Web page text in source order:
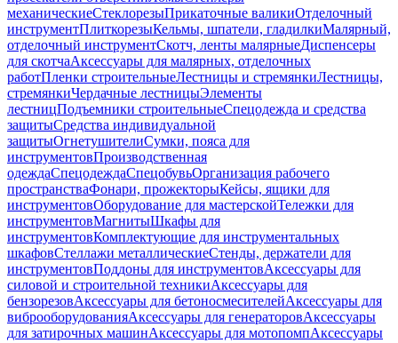
механическиеСтеклорезыПрикаточные валикиОтделочный
инструментПлиткорезыКельмы, шпатели, гладилкиМалярный,
отделочный инструментСкотч, ленты малярныеДиспенсеры
для скотчаАксессуары для малярных, отделочных
работПленки строительныеЛестницы и стремянкиЛестницы,
стремянкиЧердачные лестницыЭлементы
лестницПодъемники строительныеСпецодежда и средства
защитыСредства индивидуальной
защитыОгнетушителиСумки, пояса для
инструментовПроизводственная
одеждаСпецодеждаСпецобувьОрганизация рабочего
пространстваФонари, прожекторыКейсы, ящики для
инструментовОборудование для мастерскойТележки для
инструментовМагнитыШкафы для
инструментовКомплектующие для инструментальных
шкафовСтеллажи металлическиеСтенды, держатели для
инструментовПоддоны для инструментовАксессуары для
силовой и строительной техникиАксессуары для
бензорезовАксессуары для бетоносмесителейАксессуары для
виброоборудованияАксессуары для генераторовАксессуары
для затирочных машинАксессуары для мотопомпАксессуары